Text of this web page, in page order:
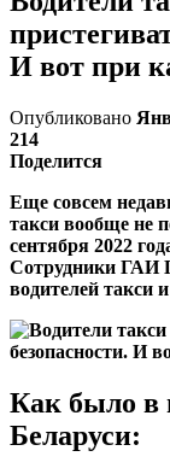
И вот при
Опубликовано
214
Поделится
Еще совсем
такси вообще не
сентября 2022
Сотрудники ГАИ
водителей такси
Как было в
Беларуси: